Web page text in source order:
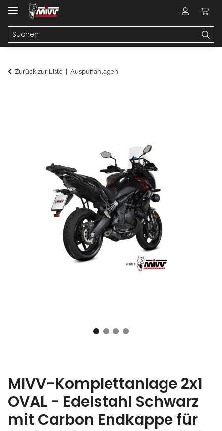
Zurück zur Liste Auspuffanlagen
MIVV-Komplettanlage 2x1
OVAL - Edelstahl Schwarz
mit Carbon Endkappe für